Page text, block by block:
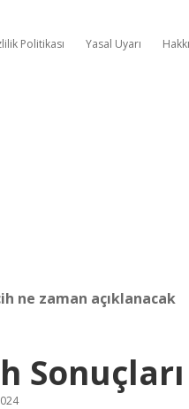
Politikası Yasal Uyarı
ne zaman açıklanacak